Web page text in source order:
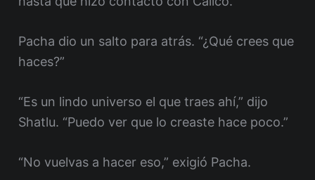
Pacha dio un salto para atrás. “¿Qué crees que
haces?”
“Es un lindo universo el que traes ahí,” dijo
Shatlu. “Puedo ver que lo creaste hace poco.”
“No vuelvas a hacer eso,” exigió Pacha.